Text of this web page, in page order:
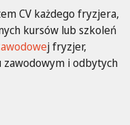
CV każdego fryzjera,
kursów lub szkoleń
j fryzjer,
zawodowym i odbytych